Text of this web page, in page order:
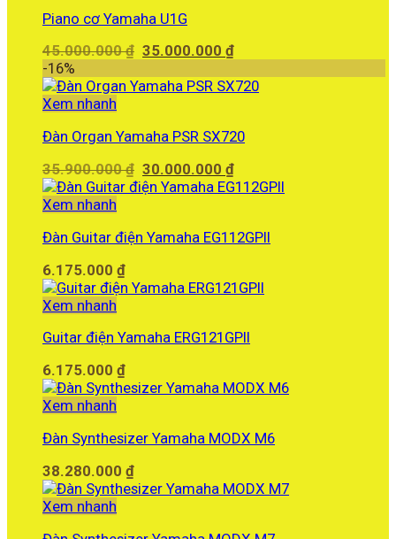
Piano cơ Yamaha U1G
45.000.000₫ Giá
là:
35.000.000₫Giá
tại
-16%
Xem nhanh
Đàn Organ Yamaha PSR SX720
35.900.000₫ Giá
gốc
30.000.000₫Giá
hiện
30.000.000 ₫.
Xem nhanh
Đàn Guitar điện Yamaha EG112GPII
6.175.000 ₫
Xem nhanh
Guitar điện Yamaha ERG121GPII
6.175.000 ₫
Xem nhanh
Đàn Synthesizer Yamaha MODX M6
38.280.000 ₫
Xem nhanh